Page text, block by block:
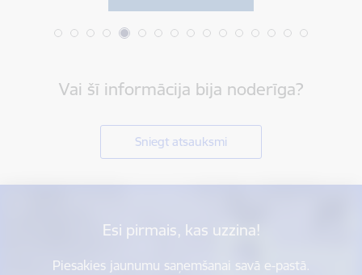
Vai šī informācija bija noderīga?
Sniegt atsauksmi
Esi pirmais, kas uzzina!
Piesakies jaunumu saņemšanai savā e-pastā.